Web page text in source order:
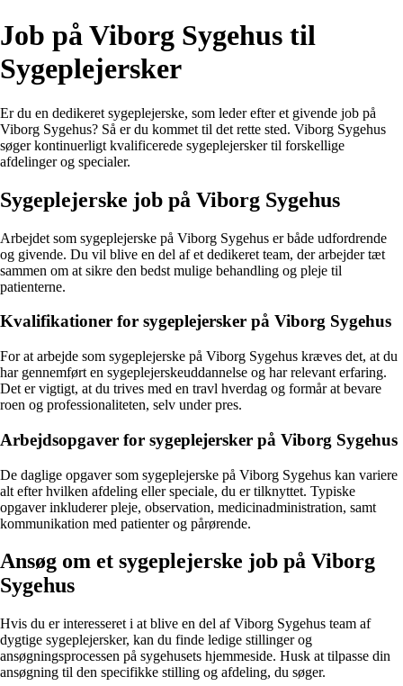
Job på Viborg Sygehus til
Sygeplejersker
Er du en dedikeret sygeplejerske, som leder efter et givende job på
Viborg Sygehus? Så er du kommet til det rette sted. Viborg Sygehus
søger kontinuerligt kvalificerede sygeplejersker til forskellige
afdelinger og specialer.
Sygeplejerske job på Viborg Sygehus
Arbejdet som sygeplejerske på Viborg Sygehus er både udfordrende
og givende. Du vil blive en del af et dedikeret team, der arbejder tæt
sammen om at sikre den bedst mulige behandling og pleje til
patienterne.
Kvalifikationer for sygeplejersker på Viborg Sygehus
For at arbejde som sygeplejerske på Viborg Sygehus kræves det, at du
har gennemført en sygeplejerskeuddannelse og har relevant erfaring.
Det er vigtigt, at du trives med en travl hverdag og formår at bevare
roen og professionaliteten, selv under pres.
Arbejdsopgaver for sygeplejersker på Viborg Sygehus
De daglige opgaver som sygeplejerske på Viborg Sygehus kan variere
alt efter hvilken afdeling eller speciale, du er tilknyttet. Typiske
opgaver inkluderer pleje, observation, medicinadministration, samt
kommunikation med patienter og pårørende.
Ansøg om et sygeplejerske job på Viborg
Sygehus
Hvis du er interesseret i at blive en del af Viborg Sygehus team af
dygtige sygeplejersker, kan du finde ledige stillinger og
ansøgningsprocessen på sygehusets hjemmeside. Husk at tilpasse din
ansøgning til den specifikke stilling og afdeling, du søger.